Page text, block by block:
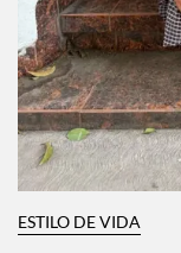
ESTILO DE VIDA